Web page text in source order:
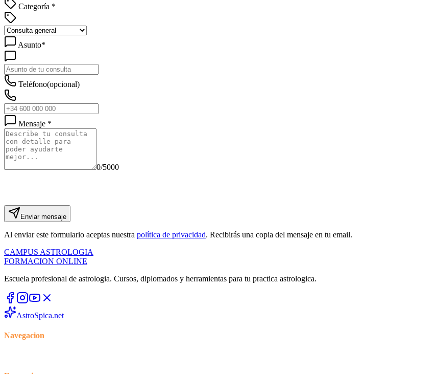
Categoría *
Asunto*
Teléfono(opcional)
Mensaje *
0/5000
Enviar mensaje
Al enviar este formulario aceptas nuestra política de privacidad. Recibirás una copia del mensaje en tu email.
CAMPUS ASTROLOGIA
FORMACION ONLINE
Escuela profesional de astrologia. Cursos, diplomados y herramientas para tu practica astrologica.
AstroSpica.net
Navegacion